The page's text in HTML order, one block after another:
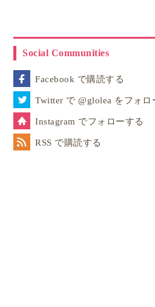
Social Communities
Facebook で購読する
Twitter で @glolea をフォロ
Instagram でフォローする
RSS で購読する